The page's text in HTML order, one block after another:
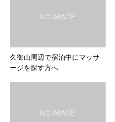
久御山周辺で宿泊中にマッサ
ージを探す方へ